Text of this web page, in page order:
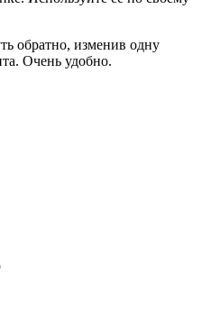
обратно, изменив одну
Очень удобно.